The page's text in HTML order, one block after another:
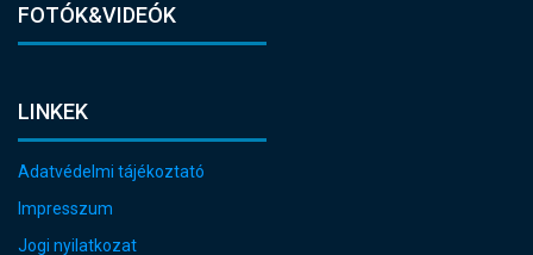
FOTÓK&VIDEÓK
LINKEK
Adatvédelmi tájékoztató
Impresszum
Jogi nyilatkozat